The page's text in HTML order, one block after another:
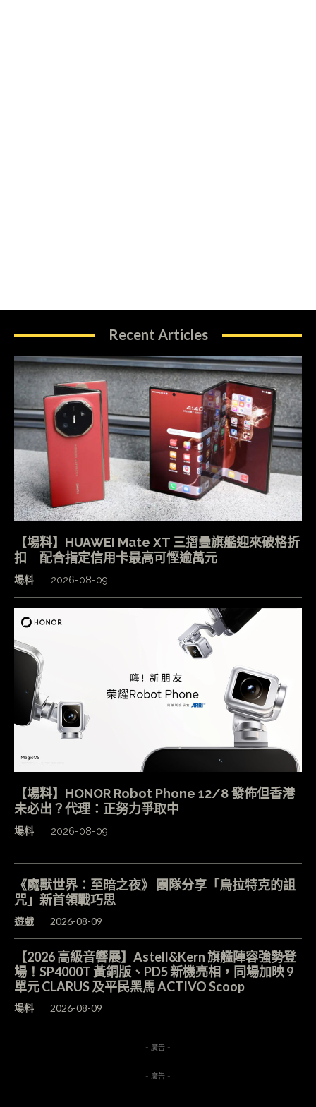
Recent Articles
【場料】HUAWEI Mate XT 三摺疊旗艦迎來破格折
扣 配合指定信用卡最高可慳逾萬元
場料 2026-08-09
【場料】HONOR Robot Phone 12/8 發佈但香港
未必出？代理：正努力爭取中
場料 2026-08-09
《魔獸世界：至暗之夜》 團隊分享「烏拉特克的詛
咒」新首領戰巧思
遊戲 2026-08-09
【2026 高級音響展】Astell&Kern 旗艦陣容強勢登
場！SP4000T 黃銅版、PD5 新機亮相，同場加映 9
單元 CLARUS 及平民黑馬 ACTIVO Scoop
場料 2026-08-09
- 廣告 -
- 廣告 -